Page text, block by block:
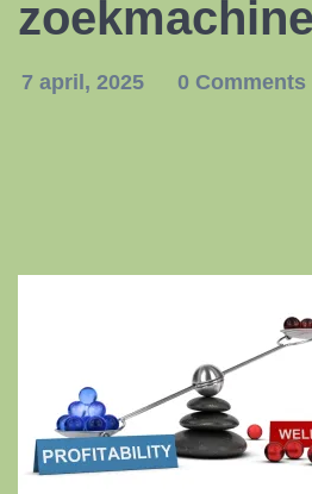
7 april, 2025 0 Comments